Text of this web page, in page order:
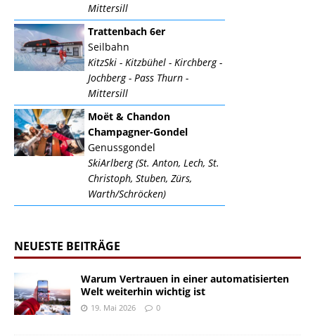
Mittersill
Trattenbach 6er
Seilbahn
KitzSki - Kitzbühel - Kirchberg -
Jochberg - Pass Thurn -
Mittersill
Moët & Chandon
Champagner-Gondel
Genussgondel
SkiArlberg (St. Anton, Lech, St.
Christoph, Stuben, Zürs,
Warth/Schröcken)
NEUESTE BEITRÄGE
Warum Vertrauen in einer automatisierten
Welt weiterhin wichtig ist
19. Mai 2026 0